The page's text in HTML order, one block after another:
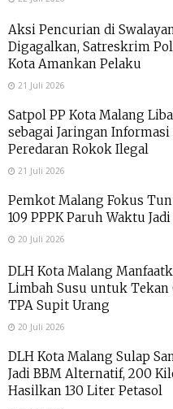
Aksi Pencurian di
Digagalkan, Satreskrim
Kota Amankan Pelaku
21 Juli 2026
Satpol PP Kota Malang
sebagai Jaringan Informasi
Peredaran Rokok Ilegal
21 Juli 2026
Pemkot Malang Fokus
109 PPPK Paruh Waktu
20 Juli 2026
DLH Kota Malang
Limbah Susu untuk Tekan
TPA Supit Urang
20 Juli 2026
DLH Kota Malang Sulap
Jadi BBM Alternatif, 200
Hasilkan 130 Liter Petasol